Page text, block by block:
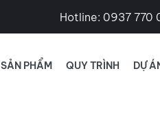
Hotline: 0937 770
SẢN PHẨM QUY TRÌNH DỰ